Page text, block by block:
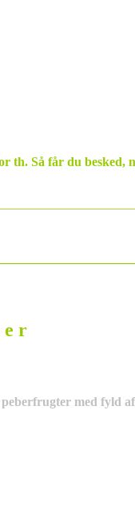
th. Så får du
e r
med fyld af